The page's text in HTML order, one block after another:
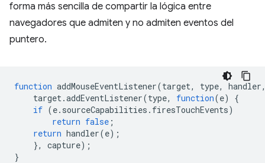
forma más sencilla de compartir la lógica entre
navegadores que admiten y no admiten eventos del
puntero.
function addMouseEventListener(target, type, handler
target.addEventListener(type, function(e)
{
if (e. sourceCapabilities . firesTouchEvents)
return false ;
return handler(e);
},
capture);
}